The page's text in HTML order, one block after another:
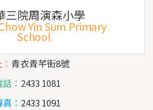
三院周演森小學
Yin Sum Primary
School
青衣青芊街8號
： 2433 1081
： 2433 1091